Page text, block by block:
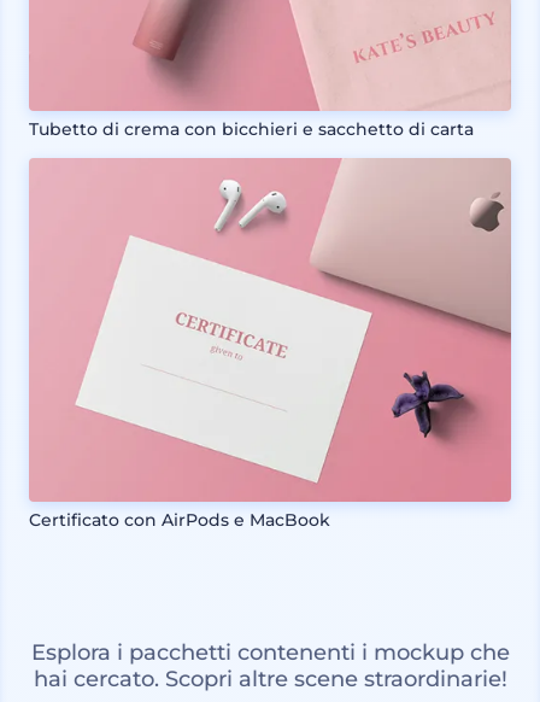
Tubetto di crema con bicchieri e sacchetto di carta
Certificato con AirPods e MacBook
Esplora i pacchetti contenenti i mockup che
hai cercato. Scopri altre scene straordinarie!